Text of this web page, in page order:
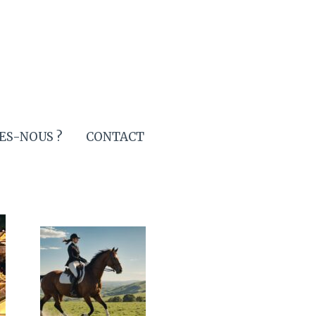
NOUS ? CONTACT